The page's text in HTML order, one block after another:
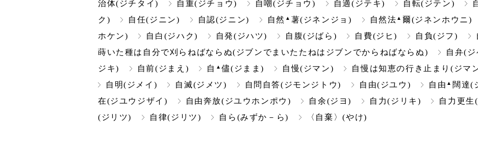
治体(ジチタイ)
自重(ジチョウ) 自嘲(ジチョウ) 自適(ジテキ) 自転(ジテン)
ク)
自任(ジニン) 自認(ジニン) 自然 ▲ 薯(ジネンジョ) 自然法 ▲爾(ジネンホウニ)
ホケン)
自白(ジハク) 自発(ジハツ) 自腹(ジばら) 自費(ジヒ) 自負(ジフ)
蒔いた種は自分で刈らねばならぬ(ジブンでまいたたねはジブンでからねばならぬ) 自弁(
ジキ)
自前(ジまえ) 自 ▲儘(ジまま) 自慢(ジマン)
自慢は知恵の行き止まり(ジマ
自明(ジメイ)
自滅(ジメツ) 自問自答(ジモンジトウ) 自由(ジユウ) 自由 ▲闊達(
在(ジユウジザイ)
自由奔放(ジユウホンポウ) 自余(ジヨ) 自力(ジリキ) 自力更生
(ジリツ)
自律(ジリツ) 自ら(みずか－ら) 〈自棄〉(やけ)